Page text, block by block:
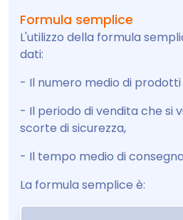
Formula semplice
L'utilizzo della formula
dati:
- Il numero medio di prodotti
- Il periodo di vendita che si
scorte di sicurezza,
- Il tempo medio di
La formula semplice è: